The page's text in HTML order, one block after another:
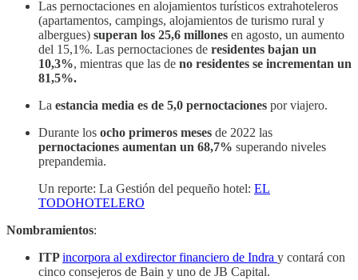
Las pernoctaciones en alojamientos turísticos extrahoteleros
(apartamentos, campings, alojamientos de turismo rural y
albergues) superan los 25,6 millones en agosto, un aumento
del 15,1%. Las pernoctaciones de residentes bajan un
10,3%, mientras que las de no residentes se incrementan un
81,5%.
La estancia media es de 5,0 pernoctaciones por viajero.
Durante los ocho primeros meses de 2022 las
pernoctaciones aumentan un 68,7% superando niveles
prepandemia.
Un reporte: La Gestión del pequeño hotel: EL
TODOHOTELERO
Nombramientos:
ITPincorpora al exdirector financiero de Indra y contará con
cinco consejeros de Bain y uno de JB Capital.